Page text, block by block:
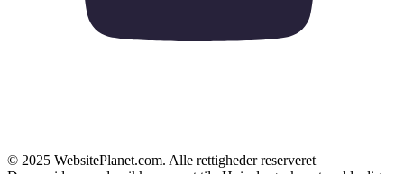
© 2025 WebsitePlanet.com. Alle rettigheder reserveret